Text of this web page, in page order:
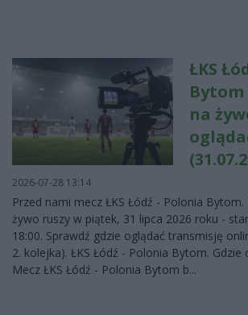
ŁKS
na
2026-07-28 13:14
Przed nami mecz ŁKS Łódź - Polonia
żywo ruszy w piątek, 31 lipca 2026 roku -
18:00. Sprawdź gdzie oglądać transmisję
2. kolejka). ŁKS Łódź - Polonia Bytom. Gdzie
Mecz ŁKS Łódź - Polonia Bytom b...